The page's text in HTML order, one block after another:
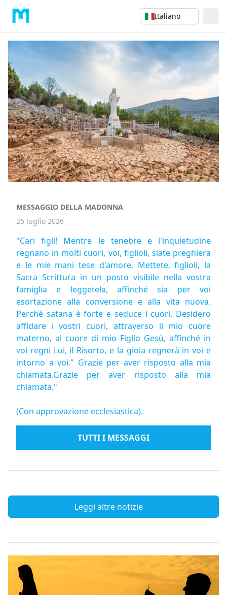
Italiano
MESSAGGIO DELLA MADONNA
25 luglio 2026
"Cari figli! Mentre le tenebre e l'inquietudine
regnano in molti cuori, voi, figlioli, siate preghiera
e le mie mani tese d'amore. Mettete, figlioli, la
Sacra Scrittura in un posto visibile nella vostra
famiglia e leggetela, affinché sia per voi
esortazione alla conversione e alla vita nuova.
Perché satana è forte e seduce i cuori. Desidero
affidare i vostri cuori, attraverso il mio cuore
materno, al cuore di mio Figlio Gesù, affinché in
voi regni Lui, il Risorto, e la gioia regnerà in voi e
intorno a voi." Grazie per aver risposto alla mia
chiamata.Grazie per aver risposto alla mia
chiamata."
(Con approvazione ecclesiastica).
TUTTI I MESSAGGI
Leggi altre notizie